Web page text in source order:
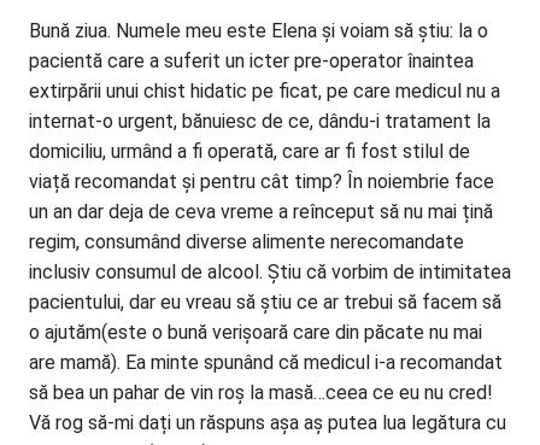
Bună ziua. Numele meu este Elena și voiam să știu: la o
pacientă care a suferit un icter pre-operator înaintea
extirpării unui chist hidatic pe ficat, pe care medicul nu a
internat-o urgent, bănuiesc de ce, dându-i tratament la
domiciliu, urmând a fi operată, care ar fi fost stilul de
viață recomandat și pentru cât timp? În noiembrie face
un an dar deja de ceva vreme a reînceput să nu mai țină
regim, consumând diverse alimente nerecomandate
inclusiv consumul de alcool. Știu că vorbim de intimitatea
pacientului, dar eu vreau să știu ce ar trebui să facem să
o ajutăm(este o bună verișoară care din păcate nu mai
are mamă). Ea minte spunând că medicul i-a recomandat
să bea un pahar de vin roș la masă…ceea ce eu nu cred!
Vă rog să-mi dați un răspuns așa aș putea lua legătura cu